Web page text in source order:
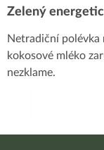
Zelený
Netradiční polévka
kokosové mléko
nezklame.